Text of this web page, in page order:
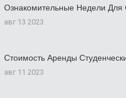
Ознакомительные Недели Для
авг 13 2023
Стоимость Аренды
авг 11 2023